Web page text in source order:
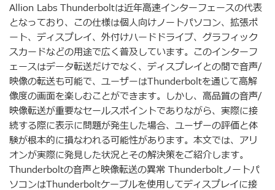
Allion Labs Thunderboltは近年高速インターフェースの代表
となっており、この仕様は個人向けノートパソコン、拡張ポ
ート、ディスプレイ、外付けハードドライブ、グラフィック
スカードなどの用途で広く普及しています。このインターフ
ェースはデータ転送だけでなく、ディスプレイとの間で音声/
映像の転送も可能で、ユーザーはThunderboltを通じて高解
像度の画面を楽しむことができます。しかし、高品質の音声/
映像転送が重要なセールスポイントでありながら、実際に接
続する際に表示に問題が発生した場合、ユーザーの評価と体
験が根本的に損なわれる可能性があります。本文では、アリ
オンが実際に発見した状況とその解決策をご紹介します。
Thunderboltの音声と映像転送の異常 Thunderboltノートパ
ソコンはThunderboltケーブルを使用してディスプレイに接